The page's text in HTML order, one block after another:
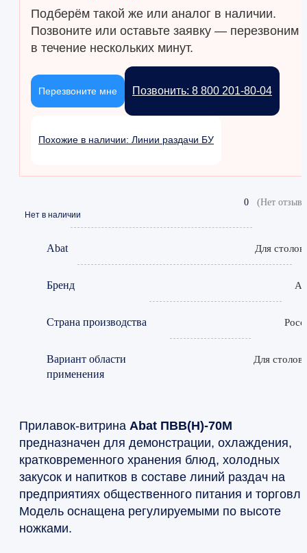
Подберём такой же или аналог в наличии.
Позвоните или оставьте заявку — перезвоним
в течение нескольких минут.
Позвонить: 8 800 201-80-04
Перезвоните мне
Похожие в наличии: Линии раздачи БУ
0 (Нет
Нет в наличии
Abat Для
Бренд
Страна производства
Вариант области
применения
Для
Прилавок-витрина Abat ПВВ(Н)-70М
предназначен для демонстрации, охлаждения,
кратковременного хранения блюд, холодных
закусок и напитков в составе линий раздач на
предприятиях общественного питания и
Модель оснащена регулируемыми по высоте
ножками.